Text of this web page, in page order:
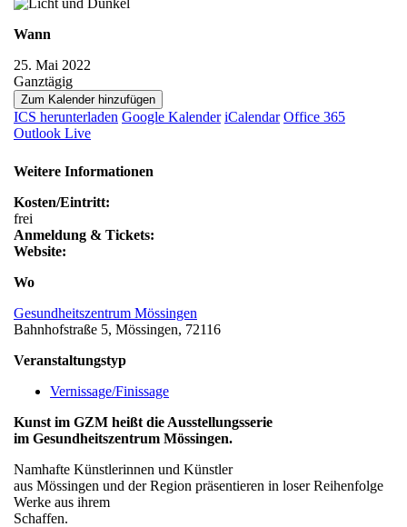
Wann
25. Mai 2022
Ganztägig
Zum Kalender hinzufügen
ICS herunterladen Google Kalender iCalendar Office 365
Outlook Live
Weitere Informationen
Kosten/Eintritt:
frei
Anmeldung & Tickets:
Website:
Wo
Gesundheitszentrum Mössingen
Bahnhofstraße 5, Mössingen, 72116
Veranstaltungstyp
Vernissage/Finissage
Kunst im GZM heißt die Ausstellungsserie
im Gesundheitszentrum Mössingen.
Namhafte Künstlerinnen und Künstler
aus Mössingen und der Region präsentieren in loser Reihenfolge
Werke aus ihrem
Schaffen.